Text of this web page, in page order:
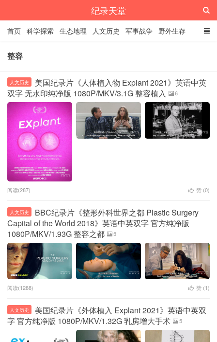
纪录天堂
首页 科学探索 生态地理 人文历史 军事战争 野外生存
经典纪录
整容
人文历史
美国纪录片《人体植入物 Explant 2021》英语中英
双字 无水印纯净版 1080P/MKV/3.1G 整容植入
6
阅读(287) 赞 (0)
人文历史
BBC纪录片《整形外科世界之都 Plastic Surgery
Capital of the World 2018》英语中英双字 官方纯净版
1080P/MKV/1.93G 整容之都
5
阅读(1288) 赞 (1)
人文历史
美国纪录片《外体植入 Explant 2021》英语中英双
字 官方纯净版 1080P/MKV/1.32G 乳房增大手术
5